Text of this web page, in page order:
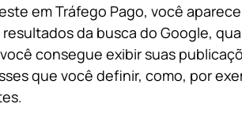
em Tráfego Pago, você
da busca do Google,
consegue exibir suas
que você definir, como, por